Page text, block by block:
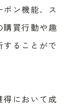
ン機能、ス
購買行動や趣
することがで
において成